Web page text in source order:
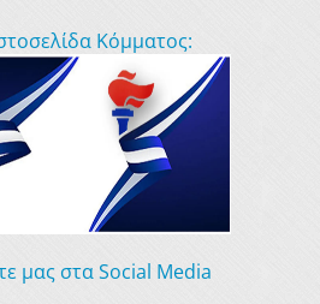
Κόμματος:
μας στα Social Media